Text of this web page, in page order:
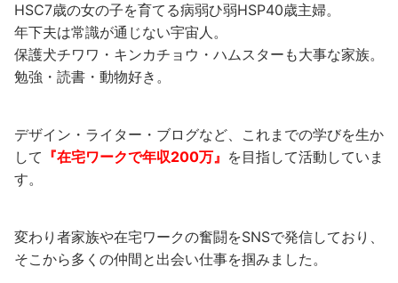
HSC7歳の女の子を育てる病弱ひ弱HSP40歳主婦。
年下夫は常識が通じない宇宙人。
保護犬チワワ・キンカチョウ・ハムスターも大事な家族。
勉強・読書・動物好き。
デザイン・ライター・ブログなど、これまでの学びを生か
して 『在宅ワークで年収200万』 を目指して活動していま
す。
変わり者家族や在宅ワークの奮闘をSNSで発信しており、
そこから多くの仲間と出会い仕事を掴みました。